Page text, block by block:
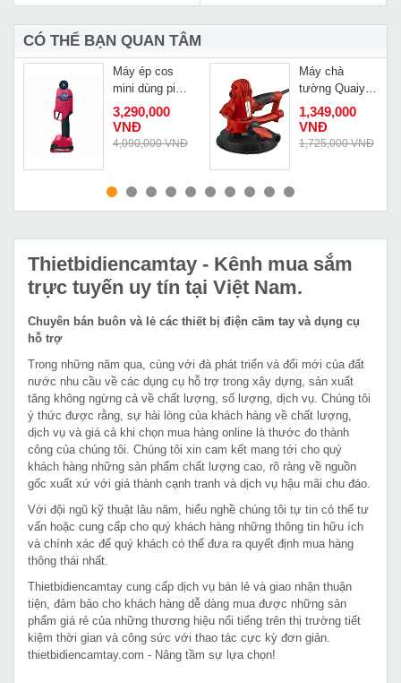
CÓ THỂ BẠN QUAN TÂM
MUA NGAY
Máy ép cos
mini dùng pin
Changyou HM-
6.6
3,290,000
VNĐ
4,090,000 VNĐ
MUA NGAY
Máy chà
tường Quaiyou
QY 8180
1,349,000
VNĐ
1,725,000 VNĐ
Thietbidiencamtay - Kênh mua sắm
trực tuyến uy tín tại Việt Nam.
Chuyên bán buôn và lẻ các thiết bị điện cầm tay và dụng cụ
hỗ trợ
Trong những năm qua, cùng với đà phát triển và đổi mới của đất
nước nhu cầu về các dụng cụ hỗ trợ trong xây dựng, sản xuất
tăng không ngừng cả về chất lượng, số lượng, dịch vụ. Chúng tôi
ý thức được rằng, sự hài lòng của khách hàng về chất lượng,
dịch vụ và giá cả khi chọn mua hàng online là thước đo thành
công của chúng tôi. Chúng tôi xin cam kết mang tới cho quý
khách hàng những sản phẩm chất lượng cao, rõ ràng về nguồn
gốc xuất xứ với giá thành cạnh tranh và dịch vụ hậu mãi chu đáo.
Với đội ngũ kỹ thuật lâu năm, hiểu nghề chúng tôi tự tin có thể tư
vấn hoặc cung cấp cho quý khách hàng những thông tin hữu ích
và chính xác để quý khách có thể đưa ra quyết định mua hàng
thông thái nhất.
Thietbidiencamtay cung cấp dịch vụ bán lẻ và giao nhận thuận
tiện, đảm bảo cho khách hàng dễ dàng mua được những sản
phẩm giá rẻ của những thương hiệu nổi tiếng trên thị trường tiết
kiệm thời gian và công sức với thao tác cực kỳ đơn giản.
thietbidiencamtay.com - Nâng tầm sự lựa chọn!